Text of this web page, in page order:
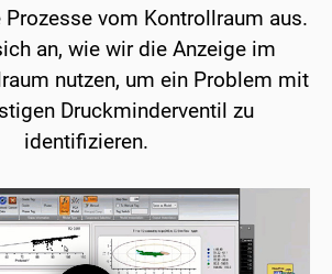
Prozesse vom Kontrollraum aus.
an, wie wir die Anzeige im
nutzen, um ein Problem mit
Druckminderventil zu
identifizieren.